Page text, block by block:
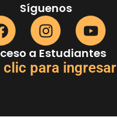
Síguenos
a Estudiantes
clic para ingresar